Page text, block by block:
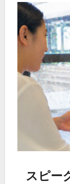
スピー